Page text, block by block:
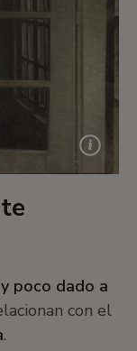
poco dado a
con el
.